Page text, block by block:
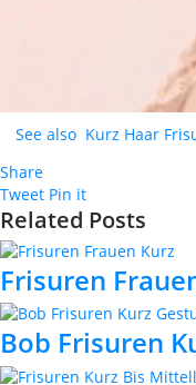
See also Kurz Haar
Share
Tweet Pin it
Related Posts
Frisuren
Bob Frisuren